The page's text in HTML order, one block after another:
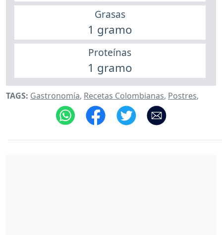
Grasas
1 gramo
Proteínas
1 gramo
TAGS: Gastronomía, Recetas Colombianas, Postres,